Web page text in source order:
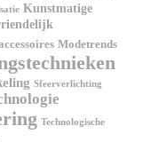
Kunstmatige
Modetrends
Sfeerverlichting
Technologische